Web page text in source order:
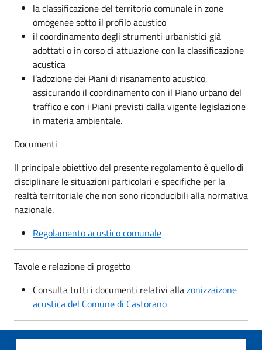
la classificazione del territorio comunale in zone
omogenee sotto il profilo acustico
il coordinamento degli strumenti urbanistici già
adottati o in corso di attuazione con la classificazione
acustica
l’adozione dei Piani di risanamento acustico,
assicurando il coordinamento con il Piano urbano del
traffico e con i Piani previsti dalla vigente legislazione
in materia ambientale.
Documenti
Il principale obiettivo del presente regolamento è quello di
disciplinare le situazioni particolari e specifiche per la
realtà territoriale che non sono riconducibili alla normativa
nazionale.
Regolamento acustico comunale
Tavole e relazione di progetto
Consulta tutti i documenti relativi allazonizzaizone
acustica del Comune di Castorano